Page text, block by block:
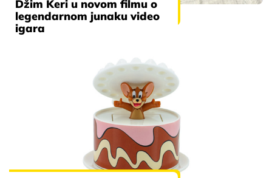
Džim Keri u novom filmu o
legendarnom junaku video
igara